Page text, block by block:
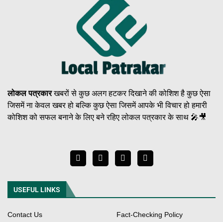
लोकल पत्रकारखबरों से कुछ अलग हटकर दिखाने की कोशिश है कुछ ऐसा
जिसमें ना केवल खबर हो बल्कि कुछ ऐसा जिसमें आपके भी विचार हो हमारी
कोशिश को सफल बनाने के लिए बने रहिए लोकल पत्रकार के साथ 🎤🎥
USEFUL LINKS
Contact Us
Fact-Checking Policy